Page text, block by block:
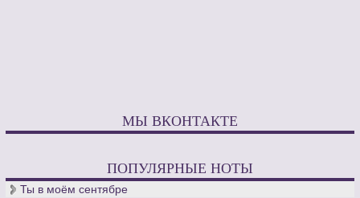
МЫ ВКОНТАКТЕ
ПОПУЛЯРНЫЕ НОТЫ
Ты в моём сентябре